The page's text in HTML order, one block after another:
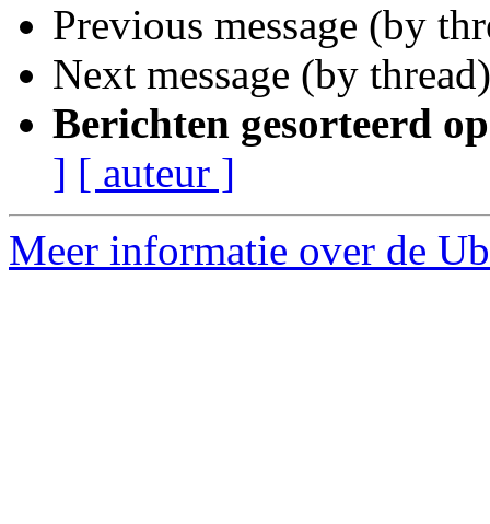
Previous message (by
Next message (by
Berichten gesorteerd
] [ auteur ]
Meer informatie over de